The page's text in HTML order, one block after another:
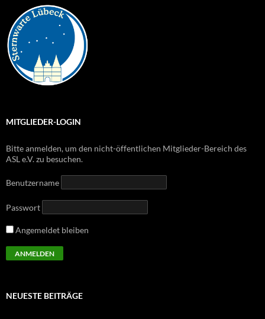
MITGLIEDER-LOGIN
Bitte anmelden, um den nicht-öffentlichen Mitglieder-Bereich des
ASL e.V. zu besuchen.
Benutzername
Passwort
Angemeldet bleiben
NEUESTE BEITRÄGE